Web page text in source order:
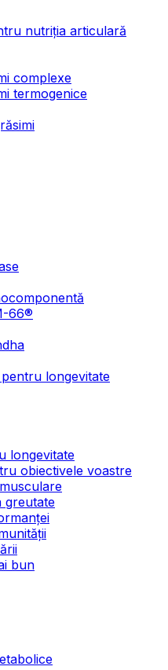
nutriția articulară
complexe
termogenice
66®
longevitate
longevitate
obiectivele voastre
greutate
bun